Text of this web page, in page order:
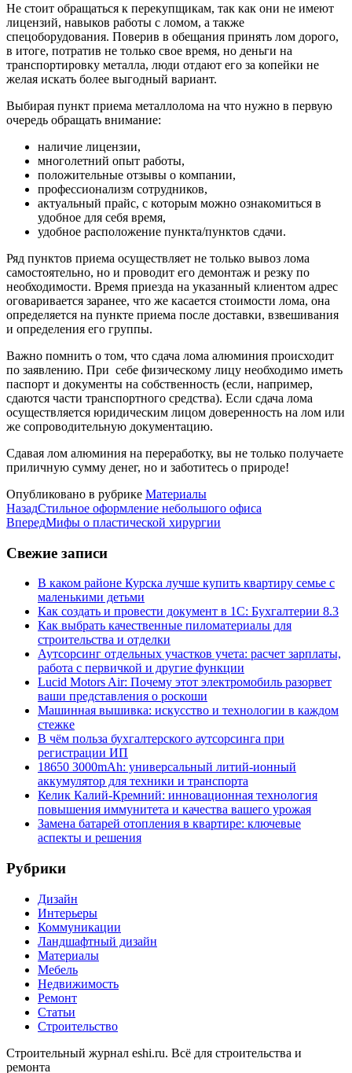
Не стоит обращаться к перекупщикам, так как они не имеют
лицензий, навыков работы с ломом, а также
спецоборудования. Поверив в обещания принять лом дорого,
в итоге, потратив не только свое время, но деньги на
транспортировку металла, люди отдают его за копейки не
желая искать более выгодный вариант.
Выбирая пункт приема металлолома на что нужно в первую
очередь обращать внимание:
наличие лицензии,
многолетний опыт работы,
положительные отзывы о компании,
профессионализм сотрудников,
актуальный прайс, с которым можно ознакомиться в
удобное для себя время,
удобное расположение пункта/пунктов сдачи.
Ряд пунктов приема осуществляет не только вывоз лома
самостоятельно, но и проводит его демонтаж и резку по
необходимости. Время приезда на указанный клиентом адрес
оговаривается заранее, что же касается стоимости лома, она
определяется на пункте приема после доставки, взвешивания
и определения его группы.
Важно помнить о том, что сдача лома алюминия происходит
по заявлению. При себе физическому лицу необходимо иметь
паспорт и документы на собственность (если, например,
сдаются части транспортного средства). Если сдача лома
осуществляется юридическим лицом доверенность на лом или
же сопроводительную документацию.
Сдавая лом алюминия на переработку, вы не только получаете
приличную сумму денег, но и заботитесь о природе!
Опубликовано в рубрике Материалы
НазадСтильное оформление небольшого офиса
ВпередМифы о пластической хирургии
Свежие записи
В каком районе Курска лучше купить квартиру семье с
маленькими детьми
Как создать и провести документ в 1С: Бухгалтерии 8.3
Как выбрать качественные пиломатериалы для
строительства и отделки
Аутсорсинг отдельных участков учета: расчет зарплаты,
работа с первичкой и другие функции
Lucid Motors Air: Почему этот электромобиль разорвет
ваши представления о роскоши
Машинная вышивка: искусство и технологии в каждом
стежке
В чём польза бухгалтерского аутсорсинга при
регистрации ИП
18650 3000mAh: универсальный литий-ионный
аккумулятор для техники и транспорта
Келик Калий-Кремний: инновационная технология
повышения иммунитета и качества вашего урожая
Замена батарей отопления в квартире: ключевые
аспекты и решения
Рубрики
Дизайн
Интерьеры
Коммуникации
Ландшафтный дизайн
Материалы
Мебель
Недвижимость
Ремонт
Статьи
Строительство
Строительный журнал eshi.ru. Всё для строительства и
ремонта